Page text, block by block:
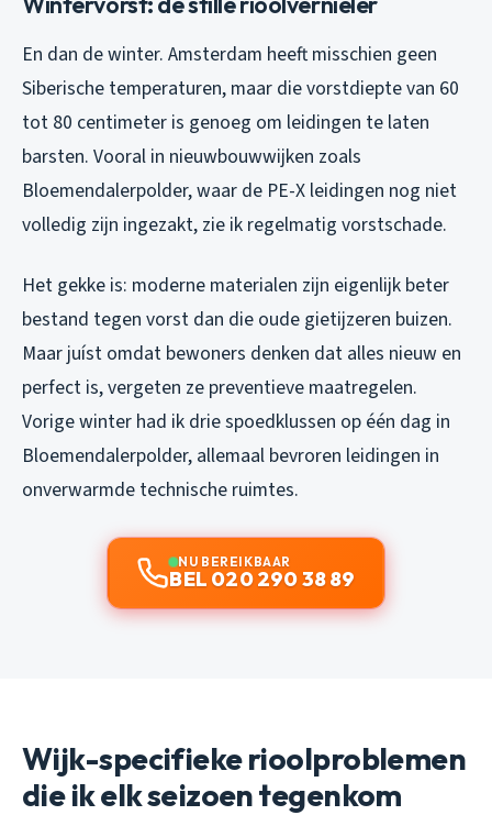
En dan de winter. Amsterdam heeft misschien geen
Siberische temperaturen, maar die vorstdiepte van 60
tot 80 centimeter is genoeg om leidingen te laten
barsten. Vooral in nieuwbouwwijken zoals
Bloemendalerpolder, waar de PE-X leidingen nog niet
volledig zijn ingezakt, zie ik regelmatig vorstschade.
Het gekke is: moderne materialen zijn eigenlijk beter
bestand tegen vorst dan die oude gietijzeren buizen.
Maar juíst omdat bewoners denken dat alles nieuw en
perfect is, vergeten ze preventieve maatregelen.
Vorige winter had ik drie spoedklussen op één dag in
Bloemendalerpolder, allemaal bevroren leidingen in
onverwarmde technische ruimtes.
NU BEREIKBAAR
BEL 020 290 38 89
Wijk-specifieke rioolproblemen
die ik elk seizoen tegenkom